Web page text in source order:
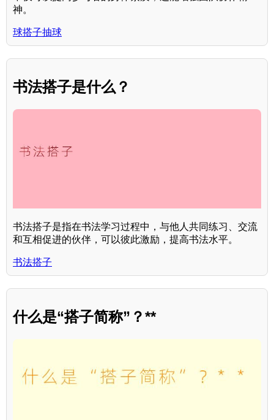
神。
球搭子抽球
书法搭子是什么？
书法搭子是指在书法学习过程中，与他人共同练习、交流
和互相促进的伙伴，可以彼此激励，提高书法水平。
书法搭子
什么是“搭子简称”？**